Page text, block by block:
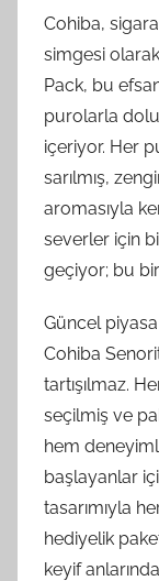
Cohiba,
simgesi
Pack, bu
purolarla
içeriyor. Her
sarılmış,
aromasıyla
severler için
geçiyor; bu
Güncel piyasa
Cohiba
tartışılmaz.
seçilmiş ve
hem
başlayanlar
tasarımıyla
hediyelik
keyif